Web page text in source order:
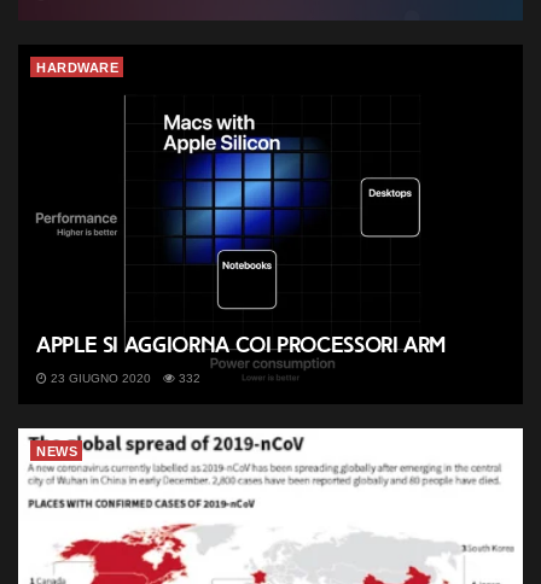
HARDWARE
Apple si aggiorna coi processori ARM
23 GIUGNO 2020 332
NEWS